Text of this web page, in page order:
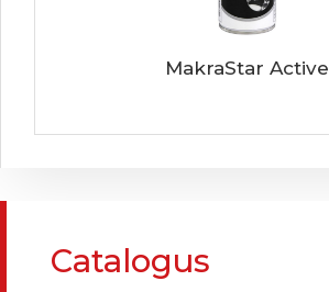
Catalogus
MakraStar Active